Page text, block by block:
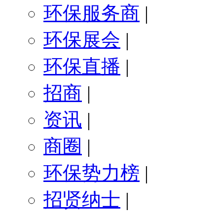
环保服务商 |
环保展会 |
环保直播 |
招商 |
资讯 |
商圈 |
环保势力榜 |
招贤纳士 |